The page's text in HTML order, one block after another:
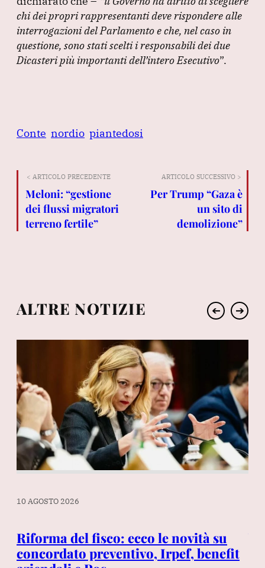
chi dei propri rappresentanti deve rispondere alle
interrogazioni del Parlamento e che, nel caso in
questione, sono stati scelti i responsabili dei due
Dicasteri più importanti dell’intero Esecutivo”.
Conte nordio piantedosi
< ARTICOLO PRECEDENTE
Meloni: “gestione
dei flussi migratori
terreno fertile”
ARTICOLO SUCCESSIVO >
Per Trump “Gaza è
un sito di
demolizione”
ALTRE NOTIZIE ➔ ➔
10 AGOSTO 2026
Riforma del fisco: ecco le novità su
concordato preventivo, Irpef, benefit